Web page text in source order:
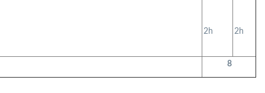
2h 2h
8